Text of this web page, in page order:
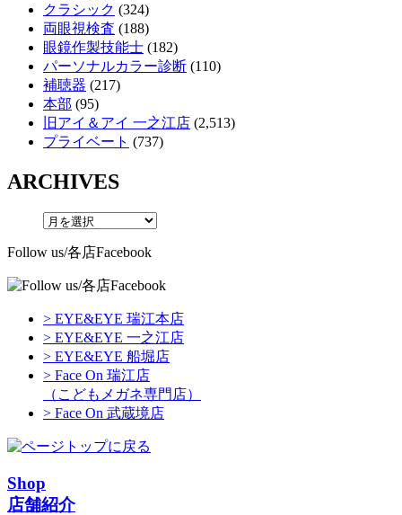
クラシック (324)
両眼視検査 (188)
眼鏡作製技能士 (182)
パーソナルカラー診断 (110)
補聴器 (217)
本部 (95)
旧アイ＆アイ 一之江店 (2,513)
プライベート (737)
ARCHIVES
Follow us/各店Facebook
> EYE&EYE 瑞江本店
> EYE&EYE 一之江店
> EYE&EYE 船堀店
> Face On 瑞江店
（こどもメガネ専門店）
> Face On 武蔵境店
Shop
店舗紹介